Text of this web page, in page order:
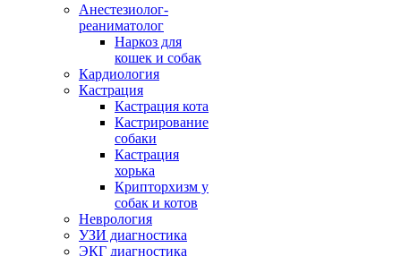
Анестезиолог-
реаниматолог
Наркоз для
кошек и собак
Кардиология
Кастрация
Кастрация кота
Кастрирование
собаки
Кастрация
хорька
Крипторхизм у
собак и котов
Неврология
УЗИ диагностика
ЭКГ диагностика